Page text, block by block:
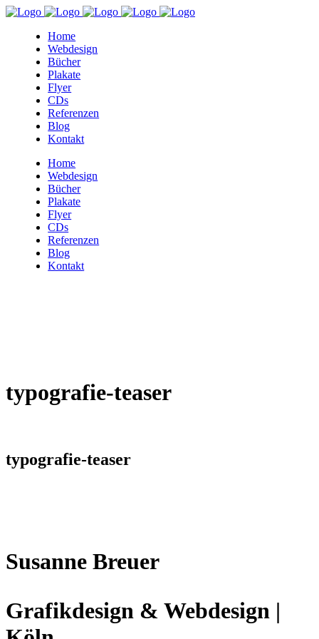
Home
Webdesign
Bücher
Plakate
Flyer
CDs
Referenzen
Blog
Kontakt
Home
Webdesign
Bücher
Plakate
Flyer
CDs
Referenzen
Blog
Kontakt
typografie-teaser
typografie-teaser
Susanne Breuer
Grafikdesign & Webdesign |